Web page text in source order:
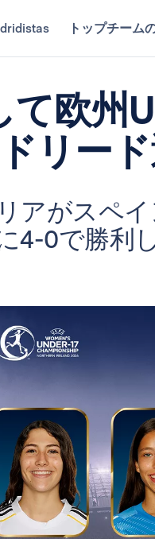
トップチーム
欧州
リー
アがスペ
4-0で勝利